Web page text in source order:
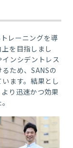
レーニングを導
を目指しまし
ンシデントレス
ため、SANSの
ます。結果とし
り迅速かつ効果